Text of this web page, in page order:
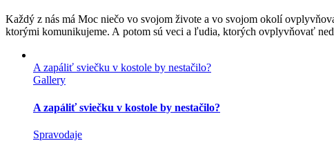
Každý z nás má Moc niečo vo svojom živote a vo svojom okolí
ktorými komunikujeme. A potom sú veci a ľudia, ktorých ovplyvňovať
A zapáliť sviečku v kostole by nestačilo?
Gallery
A zapáliť sviečku v kostole by nestačilo?
Spravodaje